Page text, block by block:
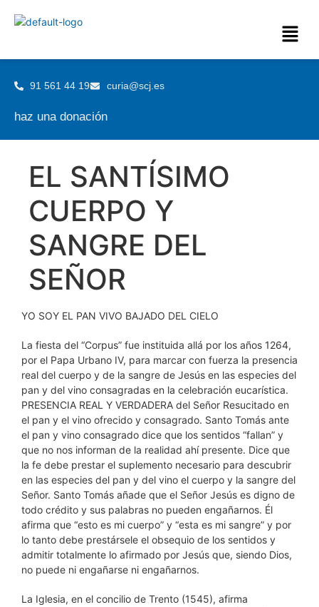
91 561 44 19 curia@scj.es
haz una donación
EL SANTÍSIMO
CUERPO Y
SANGRE DEL
SEÑOR
YO SOY EL PAN VIVO BAJADO DEL CIELO
La fiesta del “Corpus” fue instituida allá por los años 1264,
por el Papa Urbano IV, para marcar con fuerza la presencia
real del cuerpo y de la sangre de Jesús en las especies del
pan y del vino consagradas en la celebración eucarística.
PRESENCIA REAL Y VERDADERA del Señor Resucitado en
el pan y el vino ofrecido y consagrado. Santo Tomás ante
el pan y vino consagrado dice que los sentidos “fallan” y
que no nos informan de la realidad ahí presente. Dice que
la fe debe prestar el suplemento necesario para descubrir
en las especies del pan y del vino el cuerpo y la sangre del
Señor. Santo Tomás añade que el Señor Jesús es digno de
todo crédito y sus palabras no pueden engañarnos. Él
afirma que “esto es mi cuerpo” y “esta es mi sangre” y por
lo tanto debe prestársele el obsequio de los sentidos y
admitir totalmente lo afirmado por Jesús que, siendo Dios,
no puede ni engañarse ni engañarnos.
La Iglesia, en el concilio de Trento (1545), afirma